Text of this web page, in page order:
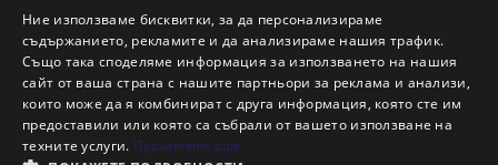
Защо да отдам имот с Адрес?
Наши офиси
Кариери
Кои сме ние?
Франчайз
Ние използваме бисквитки, за да персонализираме
съдържанието, рекламите и да анализираме нашия трафик.
Също така споделяме информация за използването на нашия
сайт от ваша страна с нашите партньори за реклама и анализи,
които може да я комбинират с друга информация, която сте им
предоставили или която са събрали от вашето използване на
техните услуги. Прочетете още